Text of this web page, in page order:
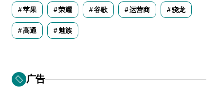
苹果 荣耀 谷歌 运营商 骁龙
高通 魅族
广告